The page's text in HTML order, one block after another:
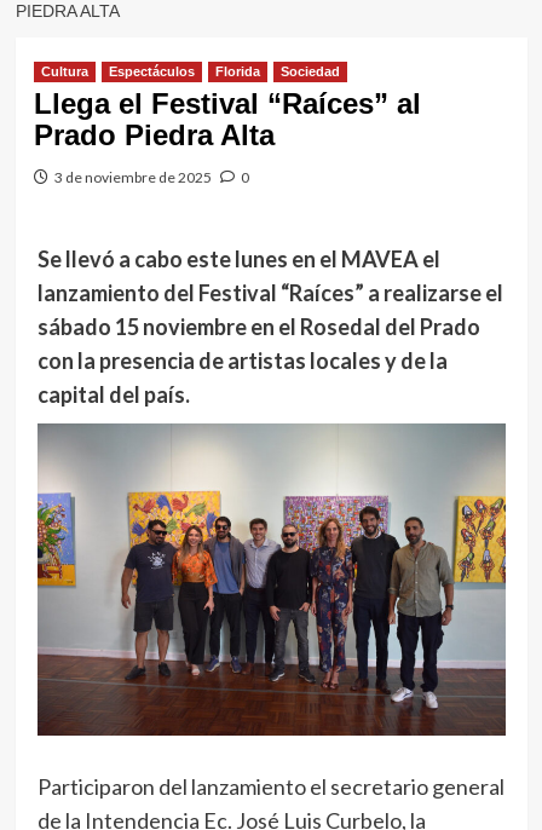
PIEDRA ALTA
Cultura Espectáculos Florida Sociedad
Llega el Festival “Raíces” al
Prado Piedra Alta
3 de noviembre de 2025 0
Se llevó a cabo este lunes en el MAVEA el
lanzamiento del Festival “Raíces” a realizarse el
sábado 15 noviembre en el Rosedal del Prado
con la presencia de artistas locales y de la
capital del país.
Participaron del lanzamiento el secretario general
de la Intendencia Ec. José Luis Curbelo, la